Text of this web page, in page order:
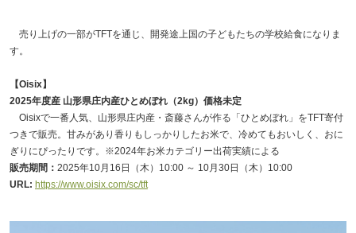
売り上げの一部がTFTを通じ、開発途上国の子どもたちの学校給食になりま
す。
【Oisix】
2025年度産 山形県庄内産ひとめぼれ（2kg）価格未定
Oisixで一番人気、山形県庄内産・斎藤さんが作る「ひとめぼれ」をTFT寄付
つきで販売。甘みがあり香りもしっかりしたお米で、冷めてもおいしく、おに
ぎりにぴったりです。※2024年お米カテゴリー出荷実績による
販売期間： 2025年10月16日（木）10:00 ～ 10月30日（木）10:00
URL: https://www.oisix.com/sc/tft